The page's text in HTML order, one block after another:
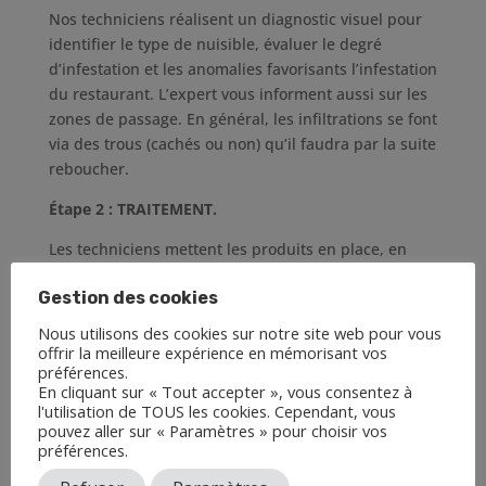
Nos techniciens réalisent un diagnostic visuel pour
identifier le type de nuisible, évaluer le degré
d’infestation et les anomalies favorisants l’infestation
du restaurant. L’expert vous informent aussi sur les
zones de passage. En général, les infiltrations se font
via des trous (cachés ou non) qu’il faudra par la suite
reboucher.
Étape 2 : TRAITEMENT.
Les techniciens mettent les produits en place, en
traiter.
Étape 3 : CONSEILS.
Les techniciens vous conseillent pour prévenir
d’éventuelles nouvelles intrusions.
Une fois l’intervention terminée, vous recevrez un
rapport d’intervention complet ainsi qu’un plan
Gestion des cookies
Nous utilisons des cookies sur notre site web pour vous
offrir la meilleure expérience en mémorisant vos
préférences.
En cliquant sur « Tout accepter », vous consentez à
l'utilisation de TOUS les cookies. Cependant, vous
pouvez aller sur « Paramètres » pour choisir vos
préférences.